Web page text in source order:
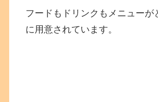
フードもドリンクもメニューが
に用意されています。